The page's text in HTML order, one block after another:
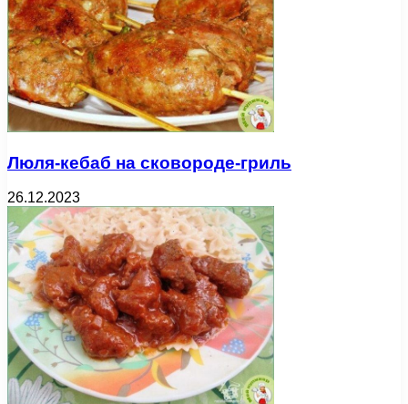
Люля-кебаб на сковороде-гриль
26.12.2023